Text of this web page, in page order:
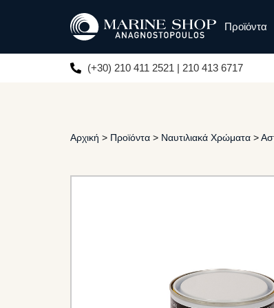
Προϊόντα
(+30) 210 411 2521 | 210 413 6717
Αρχική > Προϊόντα > Ναυτιλιακά Χρώματα >